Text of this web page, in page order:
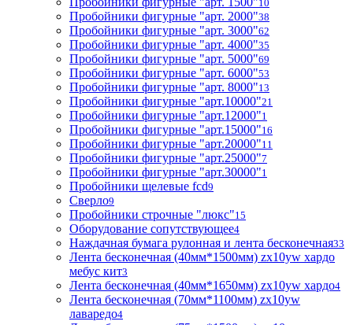
10
Пробойники фигурные "арт. 2000"38
Пробойники фигурные "арт. 3000"62
Пробойники фигурные "арт. 4000"35
Пробойники фигурные "арт. 5000"69
Пробойники фигурные "арт. 6000"53
Пробойники фигурные "арт. 8000"13
Пробойники фигурные "арт.10000"21
Пробойники фигурные "арт.12000"1
Пробойники фигурные "арт.15000"16
Пробойники фигурные "арт.20000"11
Пробойники фигурные "арт.25000"7
Пробойники фигурные "арт.30000"1
Пробойники щелевые fcd9
Сверло9
Пробойники строчные "люкс"15
Оборудование сопутствующее4
Наждачная бумага рулонная и лента бесконечная33
Лента бесконечная (40мм*1500мм) zx10yw хардо
мебус кит3
Лента бесконечная (40мм*1650мм) zx10yw хардо4
Лента бесконечная (70мм*1100мм) zx10yw
лаваредо4